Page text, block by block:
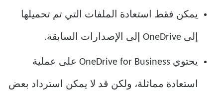
يمكن فقط استعادة الملفات التي تم تحميلها
إلى OneDrive إلى الإصدارات السابقة.
يحتوي OneDrive for Business على عملية
استعادة مماثلة، ولكن قد لا يمكن استرداد بعض